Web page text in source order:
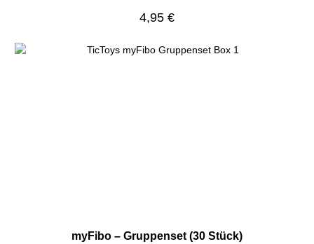
Regulärer Preis:
4,95 €
myFibo – Gruppenset (30 Stück)